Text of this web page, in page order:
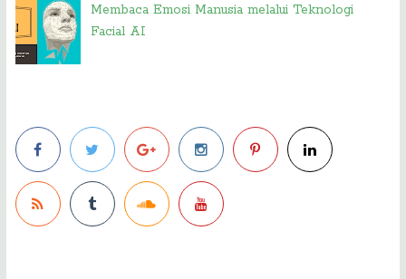
Membaca Emosi Manusia melalui Teknologi
Facial AI